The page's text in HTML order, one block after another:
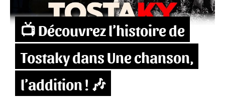
📺 Découvrez l’histoire de
Tostaky dans Une chanson,
l’addition ! 🎶